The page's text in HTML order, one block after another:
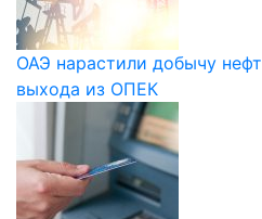
ОАЭ нарастили добычу
выхода из ОПЕК